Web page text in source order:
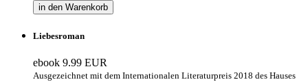
in den Warenkorb
Liebesroman
ebook 9.99 EUR
Ausgezeichnet mit dem Internationalen Literaturpreis 2018 des Hauses